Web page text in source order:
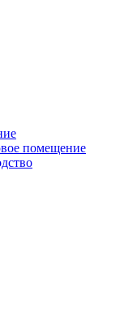
помещение